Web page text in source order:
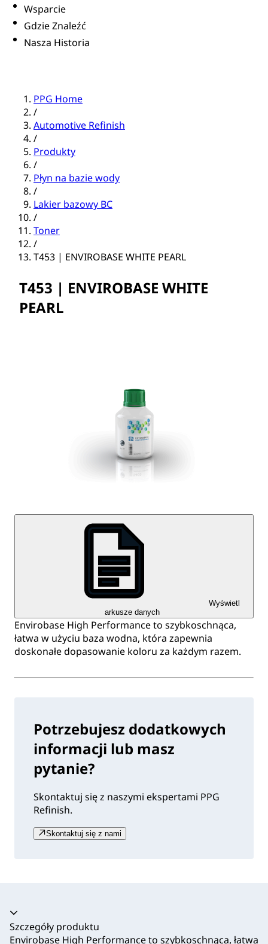
Wsparcie
Gdzie Znaleźć
Nasza Historia
PPG Home
/
Automotive Refinish
/
Produkty
/
Płyn na bazie wody
/
Lakier bazowy BC
/
Toner
/
T453 | ENVIROBASE WHITE PEARL
T453 | ENVIROBASE WHITE
PEARL
Wyświetl
arkusze danych
Envirobase High Performance to szybkoschnąca,
łatwa w użyciu baza wodna, która zapewnia
doskonałe dopasowanie koloru za każdym razem.
Potrzebujesz dodatkowych
informacji lub masz
pytanie?
Skontaktuj się z naszymi ekspertami PPG
Refinish.
Skontaktuj się z nami
Akordeon zwinięty
Szczegóły produktu
Envirobase High Performance to szybkoschnąca, łatwa